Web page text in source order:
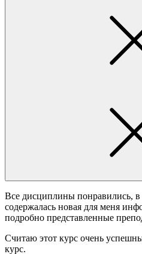
Все дисциплины понравились,
содержалась новая для меня
подробно представленные
Считаю этот курс очень
курс.